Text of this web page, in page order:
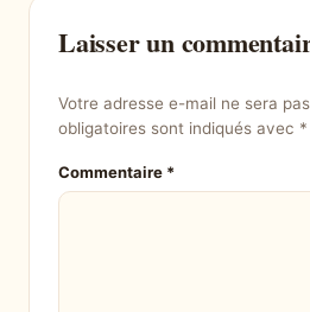
Laisser un
Votre adresse e-mail ne sera
obligatoires sont indiqués avec *
Commentaire *